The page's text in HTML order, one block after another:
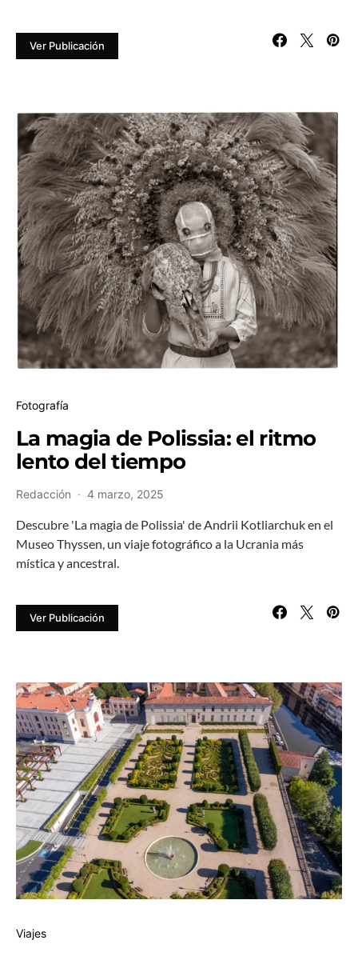
Ver Publicación
Fotografía
La magia de Polissia: el ritmo
lento del tiempo
Redacción 4 marzo, 2025
Descubre 'La magia de Polissia' de Andrii Kotliarchuk en el
Museo Thyssen, un viaje fotográfico a la Ucrania más
mística y ancestral.
Ver Publicación
Viajes